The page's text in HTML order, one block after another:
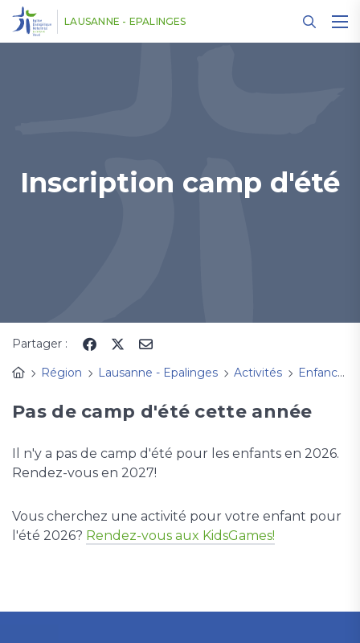
LAUSANNE - EPALINGES
Inscription camp d'été
Partager :
Région
Lausanne - Epalinges Activités Enfance et familles
Pas de camp d'été cette année
Il n'y a pas de camp d'été pour les enfants en 2026.
Rendez-vous en 2027!
Vous cherchez une activité pour votre enfant pour
l'été 2026? Rendez-vous aux KidsGames!
Panneau de gestion des cookies